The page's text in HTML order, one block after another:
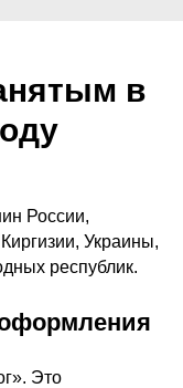
в
России,
Украины,
республик.
Это